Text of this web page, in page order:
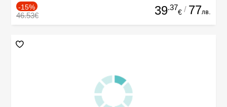
-15%
46.53€ 39.37
€ / 77лв.